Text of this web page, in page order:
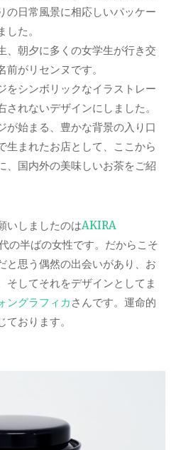
の日常風景に相応しいパッケー
た。
、朝夕に多くの女学生が行き交
がリセンヌです。
をシンボリックなイラストレー
れないデザインにしました。
が始まる、豊かな背景の入り口
生まれたお店として、ここから
、国内外の美味しいお茶をご紹
いしましたのはAKIRA
の半ばの女性です。だからこそ
と思う偶然の出会いがあり、お
そしてそれをデザインとしてま
ングラフィカ さんです。運命的
おります。